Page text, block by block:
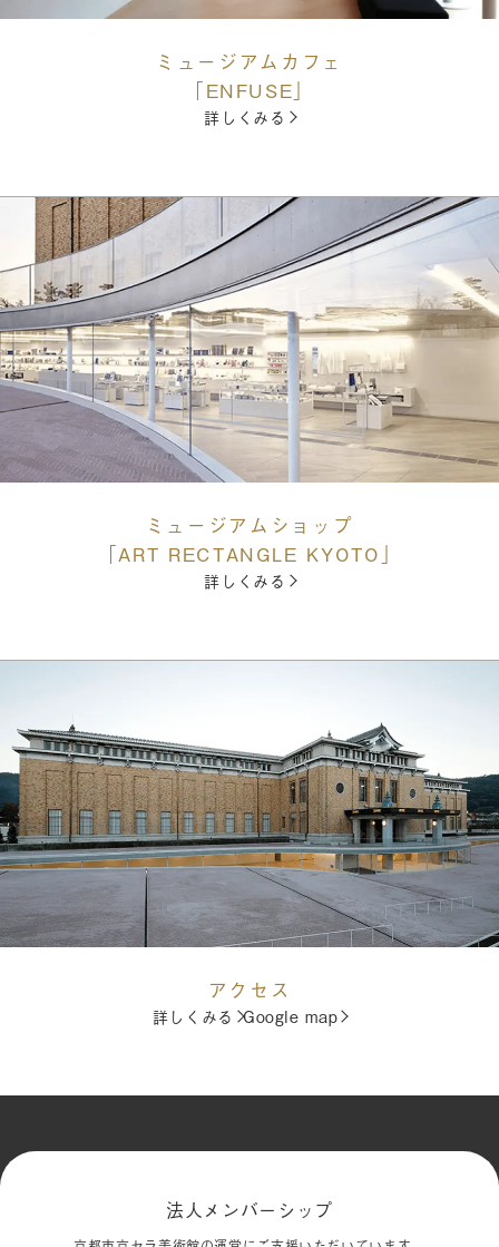
ミュージアムカフェ
「ENFUSE」
詳しくみる
ミュージアムショップ
「ART RECTANGLE KYOTO」
詳しくみる
アクセス
詳しくみる Google map
法人メンバーシップ